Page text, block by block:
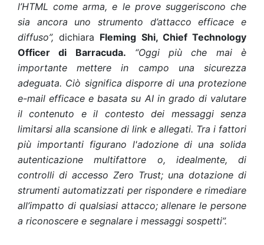
l’HTML come arma, e le prove suggeriscono che
sia ancora uno strumento d’attacco efficace e
diffuso”, dichiara Fleming Shi, Chief Technology
Officer di Barracuda.
“Oggi più che mai è
importante mettere in campo una sicurezza
adeguata. Ciò significa disporre di una protezione
e-mail efficace e basata su AI in grado di valutare
il contenuto e il contesto dei messaggi senza
limitarsi alla scansione di link e allegati. Tra i fattori
più importanti figurano l'adozione di una solida
autenticazione multifattore o, idealmente, di
controlli di accesso Zero Trust; una dotazione di
strumenti automatizzati per rispondere e rimediare
all’impatto di qualsiasi attacco; allenare le persone
a riconoscere e segnalare i messaggi sospetti”.